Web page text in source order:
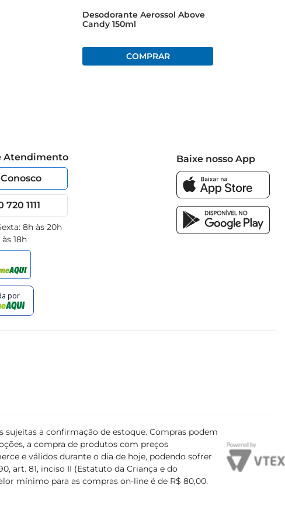
Desodorante Aerossol Above
Candy 150ml
Atendimento
1111
8h às 20h
18h
Baixe nosso App
sujeitas a confirmação de estoque. Compras podem
a compra de produtos com preços
e válidos durante o dia de hoje, podendo sofrer
art. 81, inciso II (Estatuto da Criança e do
mínimo para as compras on-line é de R$ 80,00.